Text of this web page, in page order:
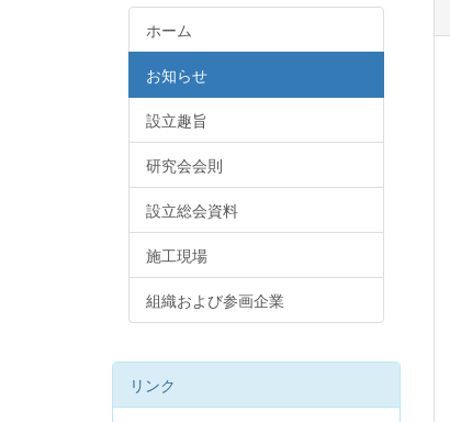
ホーム
お知らせ
設立趣旨
研究会会則
設立総会資料
施工現場
組織および参画企業
リンク